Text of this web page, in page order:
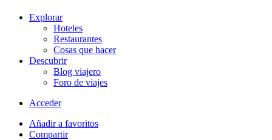
Explorar
Hoteles
Restaurantes
Cosas que hacer
Descubrir
Blog viajero
Foro de viajes
Acceder
Añadir a favoritos
Compartir